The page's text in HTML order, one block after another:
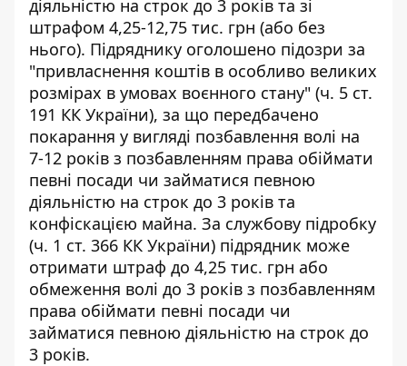
діяльністю на строк до 3 років та зі
штрафом 4,25-12,75 тис. грн (або без
нього). Підряднику оголошено підозри за
"привласнення коштів в особливо великих
розмірах в умовах воєнного стану" (ч. 5 ст.
191 КК України), за що передбачено
покарання у вигляді позбавлення волі на
7-12 років з позбавленням права обіймати
певні посади чи займатися певною
діяльністю на строк до 3 років та
конфіскацією майна. За службову підробку
(ч. 1 ст. 366 КК України) підрядник може
отримати штраф до 4,25 тис. грн або
обмеження волі до 3 років з позбавленням
права обіймати певні посади чи
займатися певною діяльністю на строк до
3 років.